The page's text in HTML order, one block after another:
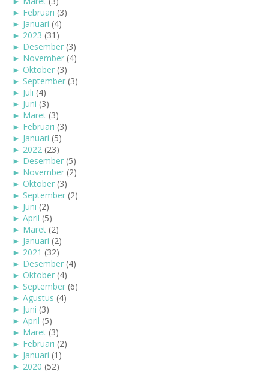
► Februari (3)
► Januari (4)
► 2023 (31)
► Desember (3)
► November (4)
► Oktober (3)
► September (3)
► Juli (4)
► Juni (3)
► Maret (3)
► Februari (3)
► Januari (5)
► 2022 (23)
► Desember (5)
► November (2)
► Oktober (3)
► September (2)
► Juni (2)
► April (5)
► Maret (2)
► Januari (2)
► 2021 (32)
► Desember (4)
► Oktober (4)
► September (6)
► Agustus (4)
► Juni (3)
► April (5)
► Maret (3)
► Februari (2)
► Januari (1)
► 2020 (52)